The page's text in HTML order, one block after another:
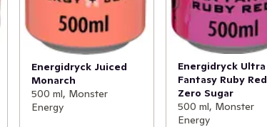
Energidryck Juiced
Monarch
500 ml, Monster
Energy
Energidryck Ultra
Fantasy Ruby Red
Zero Sugar
500 ml, Monster
Energy